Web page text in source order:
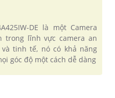
DE là một Camera
trong lĩnh vực camera an
tinh tế, nó có khả năng
góc độ một cách dễ dàng